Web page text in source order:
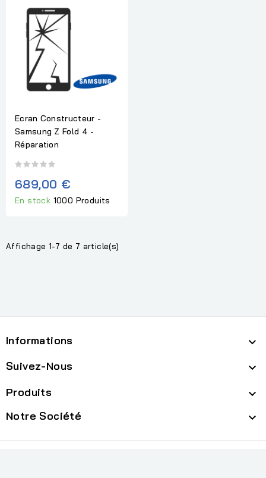
Ecran Constructeur -
Samsung Z Fold 4 -
Réparation
689,00 €
En stock 1000 Produits
Affichage 1-7 de 7 article(s)
Informations 
Suivez-Nous 
Produits 
Notre Société 